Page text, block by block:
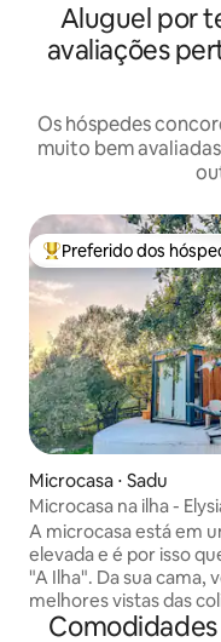
Aluguel por
avaliações
Os hóspedes
muito bem
Entre os melhores
Preferido dos
Microcasa ⋅ Sadu
Microcasa na ilha -
A microcasa está em
elevada e é por isso
"A Ilha". Da sua cama,
melhores vistas das
Transilvânia. Dentro do pequeno você